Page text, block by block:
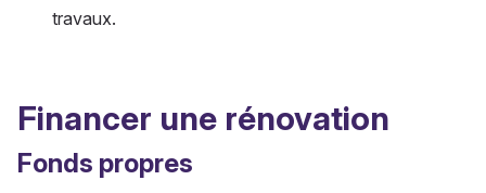
travaux.
Financer une rénovation
Fonds propres